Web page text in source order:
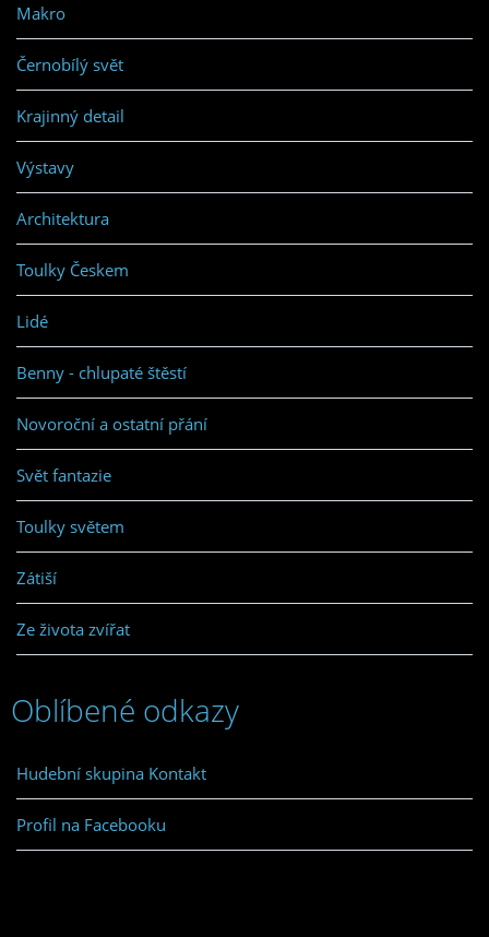
Makro
Černobílý svět
Krajinný detail
Výstavy
Architektura
Toulky Českem
Lidé
Benny - chlupaté štěstí
Novoroční a ostatní přání
Svět fantazie
Toulky světem
Zátiší
Ze života zvířat
Oblíbené odkazy
Hudební skupina Kontakt
Profil na Facebooku